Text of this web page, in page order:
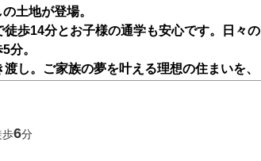
土地が登場。
歩14分とお子様の通学も安心です。日々の
分。
し。ご家族の夢を叶える理想の住まいを、
ジで始めませんか
6分